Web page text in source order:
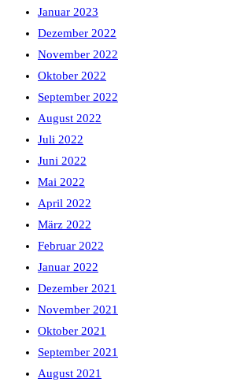
Januar 2023
Dezember 2022
November 2022
Oktober 2022
September 2022
August 2022
Juli 2022
Juni 2022
Mai 2022
April 2022
März 2022
Februar 2022
Januar 2022
Dezember 2021
November 2021
Oktober 2021
September 2021
August 2021